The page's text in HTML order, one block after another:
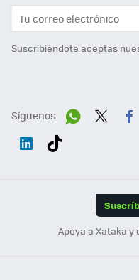
Suscribiéndote aceptas
Síguenos
Apoya a Xataka